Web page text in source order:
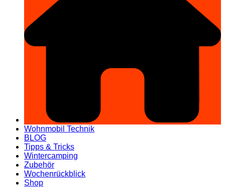
Wohnmobil Technik
BLOG
Tipps & Tricks
Wintercamping
Zubehör
Wochenrückblick
Shop